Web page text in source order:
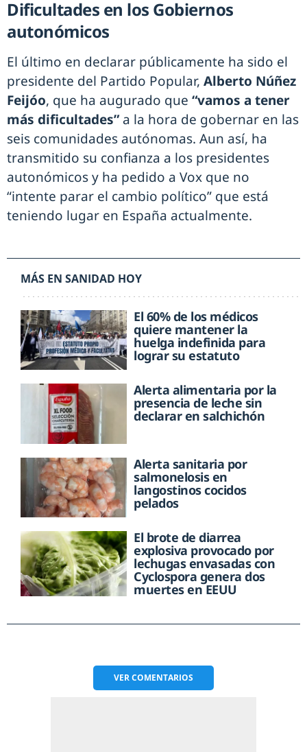
Dificultades en los Gobiernos
autonómicos
El último en declarar públicamente ha sido el
presidente del Partido Popular, Alberto Núñez
Feijóo, que ha augurado que “vamos a tener
más dificultades” a la hora de gobernar en las
seis comunidades autónomas. Aun así, ha
transmitido su confianza a los presidentes
autonómicos y ha pedido a Vox que no
“intente parar el cambio político” que está
teniendo lugar en España actualmente.
MÁS EN SANIDAD HOY
El 60% de los médicos
quiere mantener la
huelga indefinida para
lograr su estatuto
Alerta alimentaria por la
presencia de leche sin
declarar en salchichón
Alerta sanitaria por
salmonelosis en
langostinos cocidos
pelados
El brote de diarrea
explosiva provocado por
lechugas envasadas con
Cyclospora genera dos
muertes en EEUU
VERCOMENTARIOS